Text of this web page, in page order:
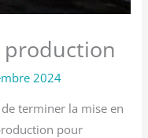
production
2024
terminer la mise en
pour